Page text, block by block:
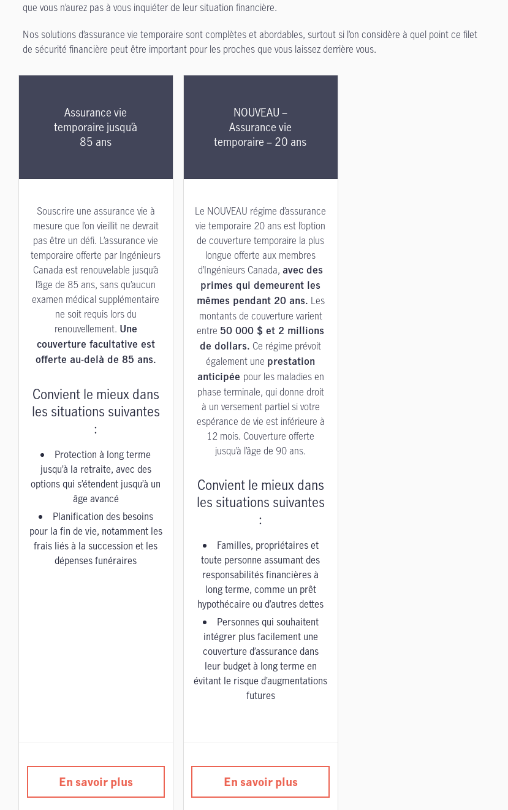
que vous n’aurez pas à vous inquiéter de leur situation financière.
Nos solutions d’assurance vie temporaire sont complètes et abordables, surtout si l’on considère à quel point ce filet
de sécurité financière peut être important pour les proches que vous laissez derrière vous.
Assurance vie
temporaire jusqu’à
85 ans
Souscrire une assurance vie à
mesure que l’on vieillit ne devrait
pas être un défi. L’assurance vie
temporaire offerte par Ingénieurs
Canada est renouvelable jusqu’à
l’âge de 85 ans, sans qu’aucun
examen médical supplémentaire
ne soit requis lors du
renouvellement. Une
couverture facultative est
offerte au-delà de 85 ans.
Convient le mieux dans
les situations suivantes
:
Protection à long terme
jusqu’à la retraite, avec des
options qui s’étendent jusqu’à un
âge avancé
Planification des besoins
pour la fin de vie, notamment les
frais liés à la succession et les
dépenses funéraires
En savoir plus
NOUVEAU –
Assurance vie
temporaire – 20 ans
Le NOUVEAU régime d’assurance
vie temporaire 20 ans est l’option
de couverture temporaire la plus
longue offerte aux membres
d’Ingénieurs Canada,avec des
primes qui demeurent les
mêmes pendant 20 ans. Les
montants de couverture varient
entre 50 000 $ et 2 millions
de dollars. Ce régime prévoit
également une prestation
anticipée pour les maladies en
phase terminale, qui donne droit
à un versement partiel si votre
espérance de vie est inférieure à
12 mois. Couverture offerte
jusqu’à l’âge de 90 ans.
Convient le mieux dans
les situations suivantes
:
Familles, propriétaires et
toute personne assumant des
responsabilités financières à
long terme, comme un prêt
hypothécaire ou d’autres dettes
Personnes qui souhaitent
intégrer plus facilement une
couverture d’assurance dans
leur budget à long terme en
évitant le risque d’augmentations
futures
En savoir plus